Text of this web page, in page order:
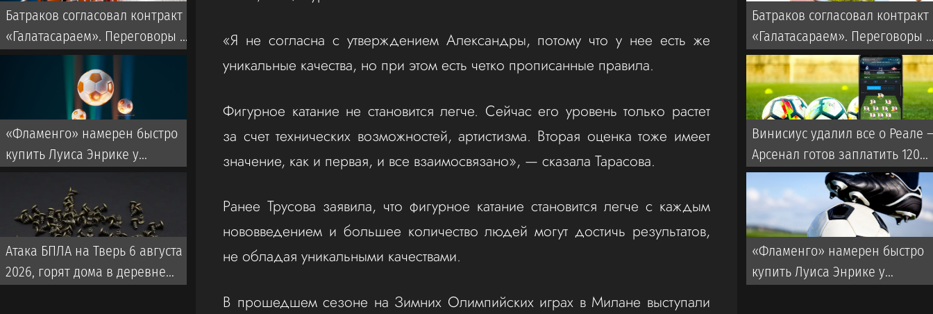
«Я не согласна с утверждением Александры, потому что у нее есть же
уникальные качества, но при этом есть четко прописанные правила.
Фигурное катание не становится легче. Сейчас его уровень только растет
за счет технических возможностей, артистизма. Вторая оценка тоже имеет
значение, как и первая, и все взаимосвязано», — сказала Тарасова.
Ранее Трусова заявила, что фигурное катание становится легче с каждым
нововведением и большее количество людей могут достичь результатов,
не обладая уникальными качествами.
В прошедшем сезоне на Зимних Олимпийских играх в Милане выступали
Батраков согласовал контракт с
«Галатасараем». Переговоры с
«Локомотивом» продолжаются
«Фламенго» намерен быстро
купить Луиса Энрике у
сумма сделки
Атака БПЛА на Тверь 6 августа
2026, горят дома в деревне
Батраков согласовал контракт
«Галатасараем». Переговоры с
«Локомотивом»
Винисиус удалил все о Реале
Арсенал готов заплатить 120
млн евро
«Фламенго» намерен быстро
купить Луиса Энрике у